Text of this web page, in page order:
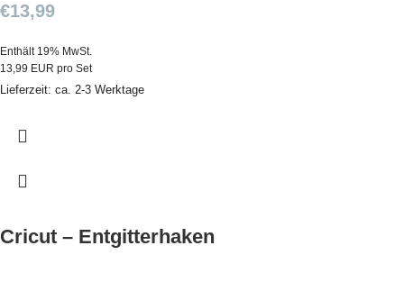
€13,99
Enthält 19% MwSt.
13,99 EUR pro Set
Lieferzeit: ca. 2-3 Werktage
Cricut – Entgitterhaken